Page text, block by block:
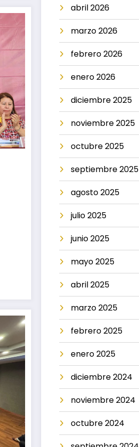
abril 2026
marzo 2026
febrero 2026
enero 2026
diciembre 2025
noviembre 2025
octubre 2025
septiembre 2025
agosto 2025
julio 2025
junio 2025
mayo 2025
abril 2025
marzo 2025
febrero 2025
enero 2025
diciembre 2024
noviembre 2024
octubre 2024